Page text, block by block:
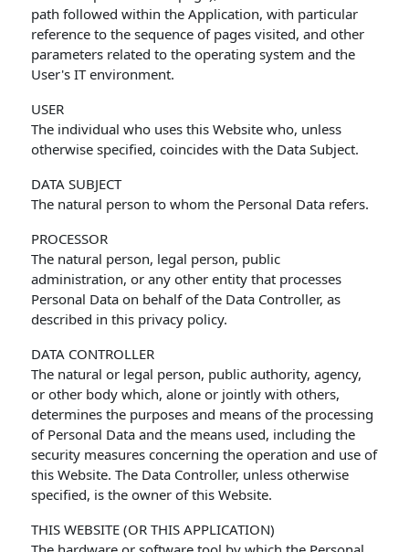
path followed within the Application, with particular
reference to the sequence of pages visited, and other
parameters related to the operating system and the
User's IT environment.
USER
The individual who uses this Website who, unless
otherwise specified, coincides with the Data Subject.
DATA SUBJECT
The natural person to whom the Personal Data refers.
PROCESSOR
The natural person, legal person, public
administration, or any other entity that processes
Personal Data on behalf of the Data Controller, as
described in this privacy policy.
DATA CONTROLLER
The natural or legal person, public authority, agency,
or other body which, alone or jointly with others,
determines the purposes and means of the processing
of Personal Data and the means used, including the
security measures concerning the operation and use of
this Website. The Data Controller, unless otherwise
specified, is the owner of this Website.
THIS WEBSITE (OR THIS APPLICATION)